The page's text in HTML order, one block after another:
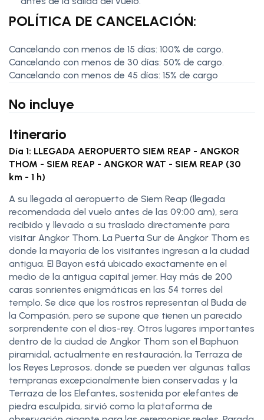
POLÍTICA DE CANCELACIÓN:
Cancelando con menos de 15 días: 100% de cargo.
Cancelando con menos de 30 días: 50% de cargo.
Cancelando con menos de 45 días: 15% de cargo
No incluye
Itinerario
Día 1: LLEGADA AEROPUERTO SIEM REAP - ANGKOR
THOM - SIEM REAP - ANGKOR WAT - SIEM REAP (30
km - 1 h)
A su llegada al aeropuerto de Siem Reap (llegada
recomendada del vuelo antes de las 09:00 am), sera
recibido y llevado a su traslado directamente para
visitar Angkor Thom. La Puerta Sur de Angkor Thom es
donde la mayoría de los visitantes ingresan a la ciudad
antigua. El Bayon está ubicado exactamente en el
medio de la antigua capital jemer. Hay más de 200
caras sonrientes enigmáticas en las 54 torres del
templo. Se dice que los rostros representan al Buda de
la Compasión, pero se supone que tienen un parecido
sorprendente con el dios-rey. Otros lugares importantes
dentro de la ciudad de Angkor Thom son el Baphuon
piramidal, actualmente en restauración, la Terraza de
los Reyes Leprosos, donde se pueden ver algunas tallas
tempranas excepcionalmente bien conservadas y la
Terraza de los Elefantes, sostenida por elefantes de
piedra esculpida, sirvió como la plataforma de